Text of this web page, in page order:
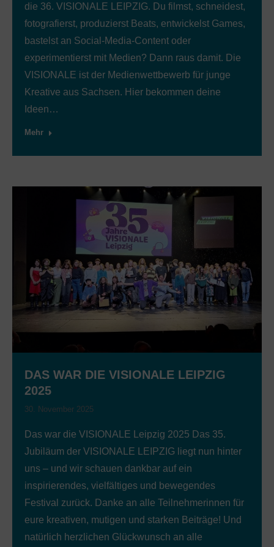
die 36. VISIONALE LEIPZIG. Du filmst, schneidest,
fotografierst, produzierst Beats, entwickelst Games,
bastelst an Social-Media-Content oder
experimentierst mit Medien? Dann raus damit. Die
VISIONALE ist der Medienwettbewerb für junge
Kreative aus Sachsen. Hier bekommen deine
Ideen…
Mehr
DAS WAR DIE VISIONALE LEIPZIG
2025
30. November 2025
Das war die VISIONALE Leipzig 2025 Das 35.
Jubiläum der VISIONALE LEIPZIG liegt nun hinter
uns – und wir schauen dankbar auf ein
inspirierendes, vielfältiges und bewegendes
Festival zurück. Danke an alle Teilnehmerinnen für
eure kreativen, mutigen und starken Beiträge! Und
natürlich herzlichen Glückwunsch an alle